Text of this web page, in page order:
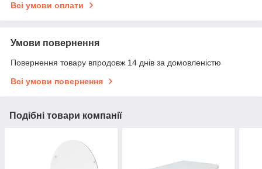
Всі умови оплати
Умови повернення
Повернення товару впродовж 14 днів за домовленістю
Всі умови повернення
Подібні товари компанії